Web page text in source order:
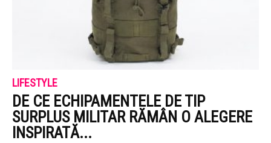
LIFESTYLE
DE CE ECHIPAMENTELE DE TIP
SURPLUS MILITAR RĂMÂN O ALEGERE
INSPIRATĂ...